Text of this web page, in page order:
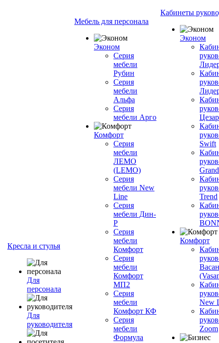
Кресла и стулья
Для
персонала
Для
руководителя
Мебель для персонала
Эконом
Серия
мебели
Рубин
Серия
мебели
Альфа
Серия
мебели Арго
Комфорт
Серия
мебели
ЛЕМО
(LEMO)
Серия
мебели New
Line
Серия
мебели Дин-
Р
Серия
мебели
Комфорт
Серия
мебели
Комфорт
МП2
Серия
мебели
Комфорт КФ
Серия
мебели
Формула
Кабинеты
Эконом
Swift
Grand
Trend
Комфорт
New
Zoom